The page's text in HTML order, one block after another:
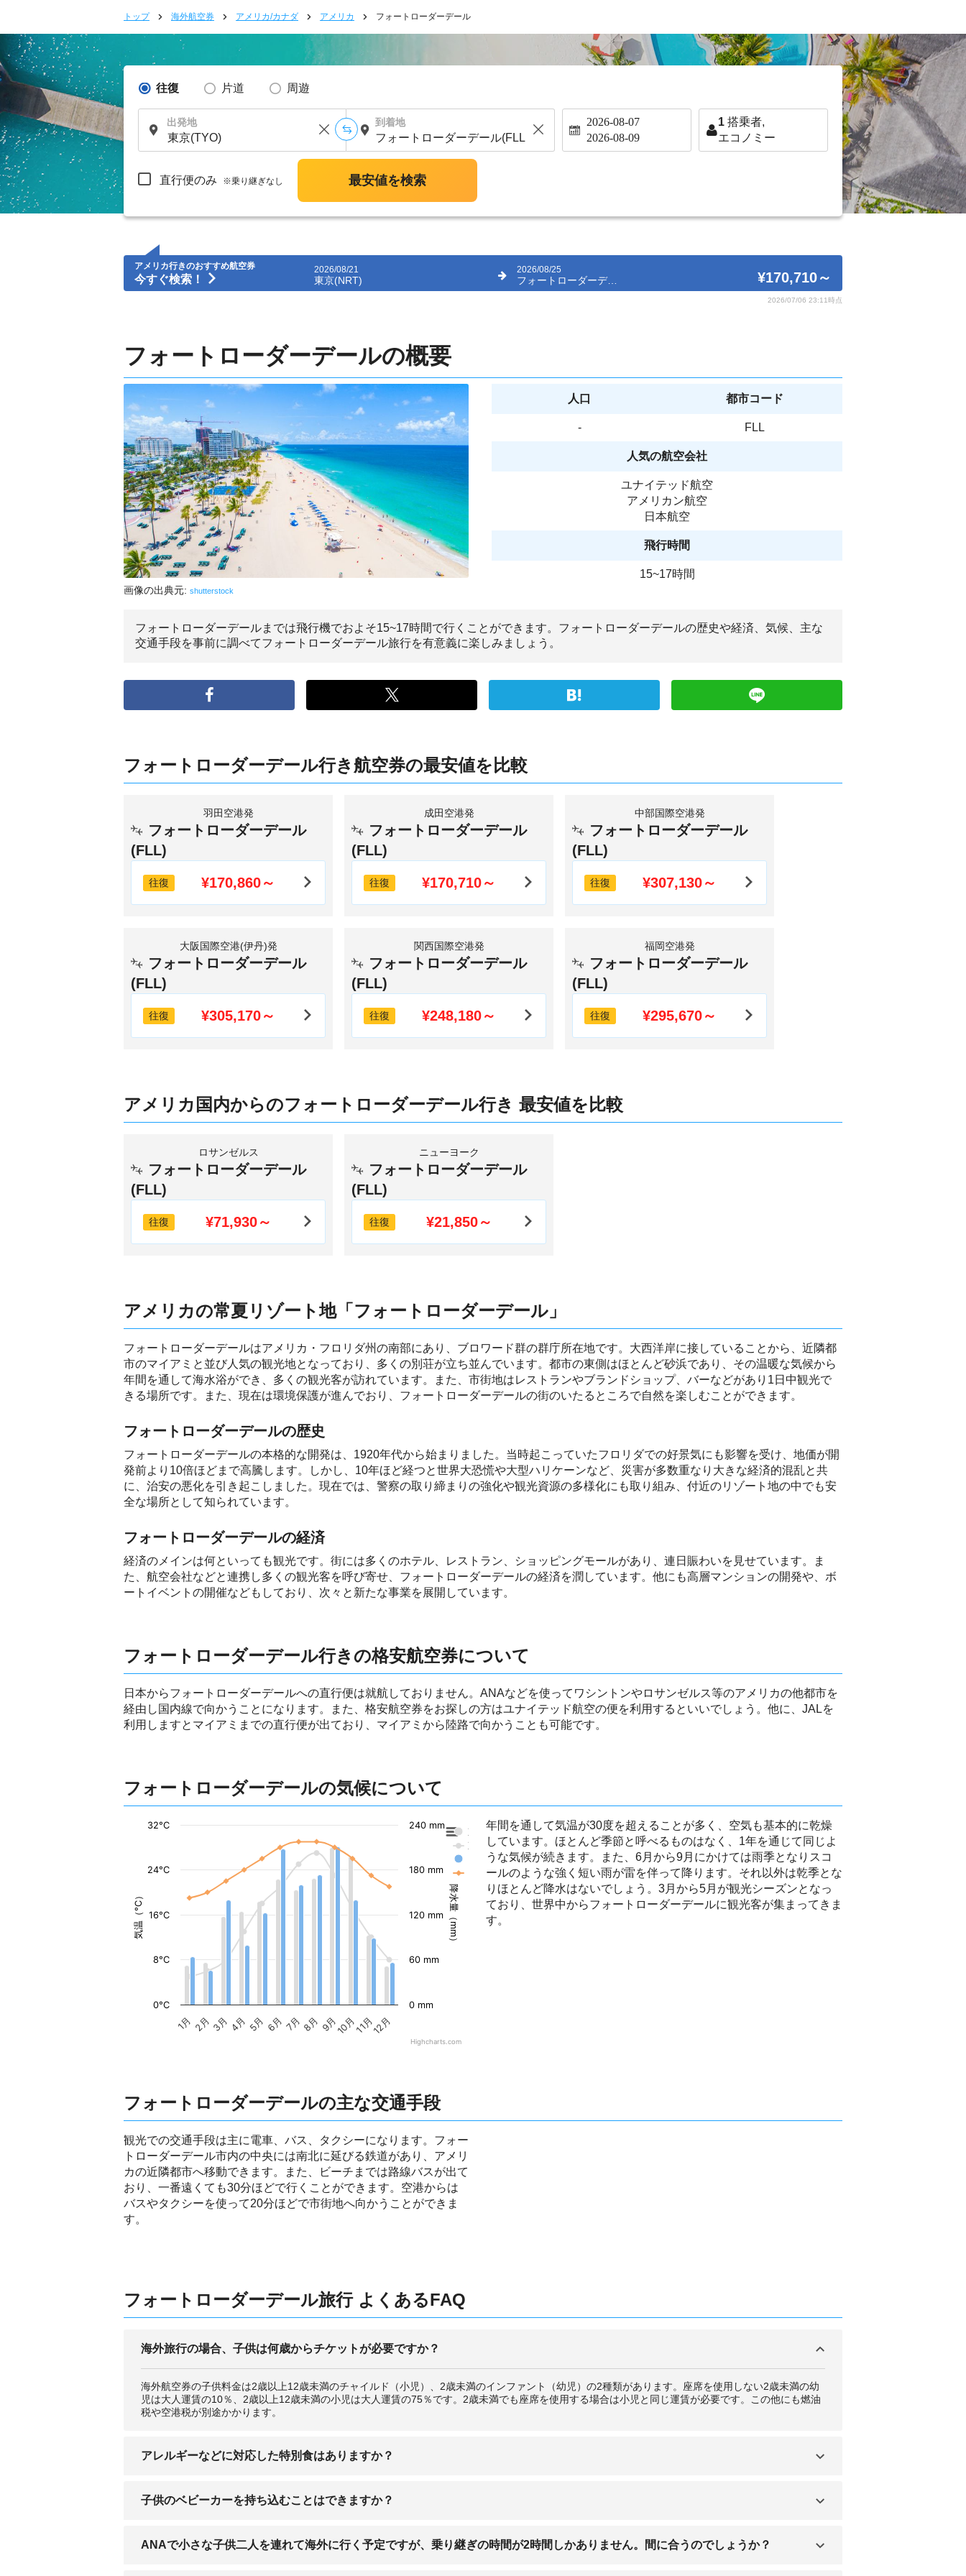
トップ 海外航空券 アメリカ/カナダ アメリカ フォートローダーデール
往復 片道 周遊
出発地 到着地 2026-08-07
2026-08-09
1 搭乗者,
エコノミー
直行便のみ ※乗り継ぎなし 最安値を検索
アメリカ行きのおすすめ航空券
今すぐ検索！
2026/08/21
東京(NRT)
2026/08/25
フォートローダーデール ¥170,710～
2026/07/06 23:11時点
フォートローダーデールの概要
画像の出典元: shutterstock
人口 都市コード
- FLL
人気の航空会社
ユナイテッド航空
アメリカン航空
日本航空
飛行時間
15~17時間
フォートローダーデールまでは飛行機でおよそ15~17時間で行くことができます。フォートローダーデールの歴史や経済、気候、主な
交通手段を事前に調べてフォートローダーデール旅行を有意義に楽しみましょう。
フォートローダーデール行き航空券の最安値を比較
羽田空港発
フォートローダーデール
(FLL)
往復 ¥170,860～
成田空港発
フォートローダーデール
(FLL)
往復 ¥170,710～
中部国際空港発
フォートローダーデール
(FLL)
往復 ¥307,130～
大阪国際空港(伊丹)発
フォートローダーデール
(FLL)
往復 ¥305,170～
関西国際空港発
フォートローダーデール
(FLL)
往復 ¥248,180～
福岡空港発
フォートローダーデール
(FLL)
往復 ¥295,670～
アメリカ国内からのフォートローダーデール行き 最安値を比較
ロサンゼルス
フォートローダーデール
(FLL)
往復 ¥71,930～
ニューヨーク
フォートローダーデール
(FLL)
往復 ¥21,850～
アメリカの常夏リゾート地「フォートローダーデール」
フォートローダーデールはアメリカ・フロリダ州の南部にあり、ブロワード群の群庁所在地です。大西洋岸に接していることから、近隣都
市のマイアミと並び人気の観光地となっており、多くの別荘が立ち並んでいます。都市の東側はほとんど砂浜であり、その温暖な気候から
年間を通して海水浴ができ、多くの観光客が訪れています。また、市街地はレストランやブランドショップ、バーなどがあり1日中観光で
きる場所です。また、現在は環境保護が進んでおり、フォートローダーデールの街のいたるところで自然を楽しむことができます。
フォートローダーデールの歴史
フォートローダーデールの本格的な開発は、1920年代から始まりました。当時起こっていたフロリダでの好景気にも影響を受け、地価が開
発前より10倍ほどまで高騰します。しかし、10年ほど経つと世界大恐慌や大型ハリケーンなど、災害が多数重なり大きな経済的混乱と共
に、治安の悪化を引き起こしました。現在では、警察の取り締まりの強化や観光資源の多様化にも取り組み、付近のリゾート地の中でも安
全な場所として知られています。
フォートローダーデールの経済
経済のメインは何といっても観光です。街には多くのホテル、レストラン、ショッピングモールがあり、連日賑わいを見せています。ま
た、航空会社などと連携し多くの観光客を呼び寄せ、フォートローダーデールの経済を潤しています。他にも高層マンションの開発や、ボ
ートイベントの開催などもしており、次々と新たな事業を展開しています。
フォートローダーデール行きの格安航空券について
日本からフォートローダーデールへの直行便は就航しておりません。ANAなどを使ってワシントンやロサンゼルス等のアメリカの他都市を
経由し国内線で向かうことになります。また、格安航空券をお探しの方はユナイテッド航空の便を利用するといいでしょう。他に、JALを
利用しますとマイアミまでの直行便が出ており、マイアミから陸路で向かうことも可能です。
フォートローダーデールの気候について
気温（°C） 降水量（mm）
東京の降水量
東京の気温
フォートローダーデールの降水量
フォートローダーデールの気温
1月 2月 3月 4月 5月 6月 7月 8月 9月10月11月12月
0°C
8°C
16°C
24°C
32°C
0 mm
60 mm
120 mm
180 mm
240 mm
Highcharts.com
年間を通して気温が30度を超えることが多く、空気も基本的に乾燥
しています。ほとんど季節と呼べるものはなく、1年を通じて同じよ
うな気候が続きます。また、6月から9月にかけては雨季となりスコ
ールのような強く短い雨が雷を伴って降ります。それ以外は乾季とな
りほとんど降水はないでしょう。3月から5月が観光シーズンとなっ
ており、世界中からフォートローダーデールに観光客が集まってきま
す。
フォートローダーデールの主な交通手段
観光での交通手段は主に電車、バス、タクシーになります。フォー
トローダーデール市内の中央には南北に延びる鉄道があり、アメリ
カの近隣都市へ移動できます。また、ビーチまでは路線バスが出て
おり、一番遠くても30分ほどで行くことができます。空港からは
バスやタクシーを使って20分ほどで市街地へ向かうことができま
す。
フォートローダーデール旅行 よくあるFAQ
海外旅行の場合、子供は何歳からチケットが必要ですか？
海外航空券の子供料金は2歳以上12歳未満のチャイルド（小児）、2歳未満のインファント（幼児）の2種類があります。座席を使用しない2歳未満の幼
児は大人運賃の10％、2歳以上12歳未満の小児は大人運賃の75％です。2歳未満でも座席を使用する場合は小児と同じ運賃が必要です。この他にも燃油
税や空港税が別途かかります。
アレルギーなどに対応した特別食はありますか？
宗教上の食事、アレルギーや糖尿病などに対応した特別食を用意しています。各航空会社ごとに異なるので、航空会社のホームページをチェックしまし
ょう。また、どの航空会社とも事前の申し込みが必要です。
子供のベビーカーを持ち込むことはできますか？
ベビーカーを機内に持ち込むことはできません。折畳式ベビーカーなら無料で手荷物としてカウンターで預かり、到着時の空港で返却してくれます。た
だし、乗り継ぎ時は利用できないので注意してください。
ANAで小さな子供二人を連れて海外に行く予定ですが、乗り継ぎの時間が2時間しかありません。間に合うのでしょうか？